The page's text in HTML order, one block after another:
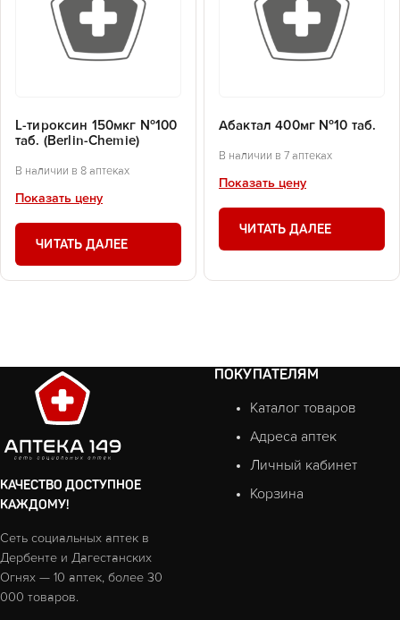
L-тироксин 150мкг №100
таб. (Berlin-Chemie)
В наличии в 8 аптеках
Показать цену
ЧИТАТЬ ДАЛЕЕ
Абактал 400мг №10 таб.
В наличии в 7 аптеках
Показать цену
ЧИТАТЬ ДАЛЕЕ
КАЧЕСТВО ДОСТУПНОЕ
КАЖДОМУ!
Сеть социальных аптек в
Дербенте и Дагестанских
Огнях — 10 аптек, более 30
000 товаров.
ПОКУПАТЕЛЯМ
Каталог товаров
Адреса аптек
Личный кабинет
Корзина